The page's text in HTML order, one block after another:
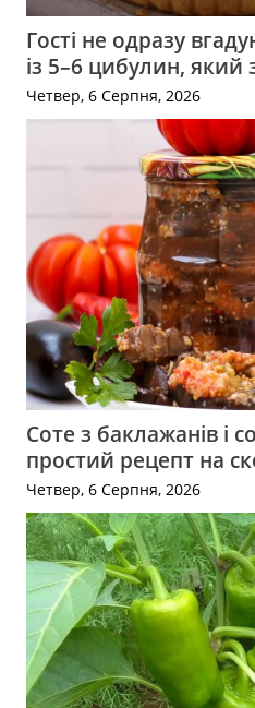
Гості не одразу
із 5–6 цибулин, який
Четвер, 6 Серпня, 2026
Соте з баклажанів і
простий рецепт на
Четвер, 6 Серпня, 2026